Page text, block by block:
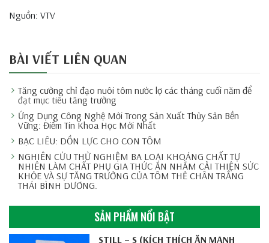
Nguồn: VTV
BÀI VIẾT LIÊN QUAN
Tăng cường chỉ đạo nuôi tôm nước lợ các tháng cuối năm để
đạt mục tiêu tăng trưởng
Ứng Dụng Công Nghệ Mới Trong Sản Xuất Thủy Sản Bền
Vững: Điểm Tin Khoa Học Mới Nhất
BẠC LIÊU: DỒN LỰC CHO CON TÔM
NGHIÊN CỨU THỬ NGHIỆM BA LOẠI KHOÁNG CHẤT TỰ
NHIÊN LÀM CHẤT PHỤ GIA THỨC ĂN NHẰM CẢI THIỆN SỨC
KHỎE VÀ SỰ TĂNG TRƯỞNG CỦA TÔM THẺ CHÂN TRẮNG
THÁI BÌNH DƯƠNG.
SẢN PHẨM NỔI BẬT
STILL – S (KÍCH THÍCH ĂN MẠNH